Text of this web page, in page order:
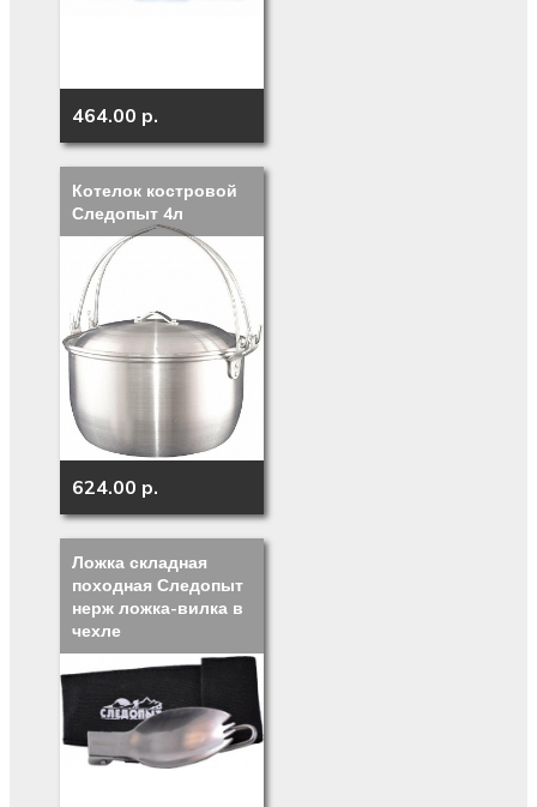
464.00 p.
Котелок костровой
Следопыт 4л
624.00 p.
Ложка складная
походная Следопыт
нерж ложка-вилка в
чехле